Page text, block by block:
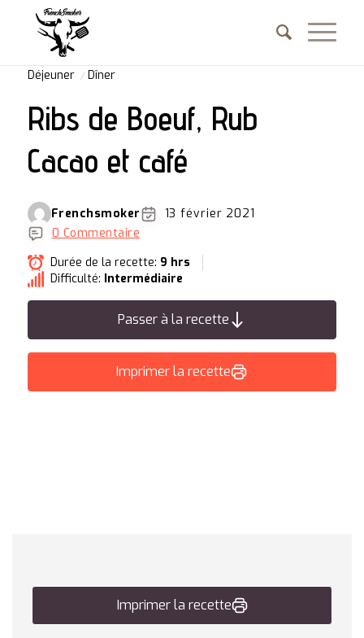
Déjeuner Dîner
Ribs de Boeuf, Rub
Cacao et café
Frenchsmoker
13 février 2021
0 Commentaire
Durée de la recette: 9 hrs
Difficulté: Intermédiaire
Passer à la recette
Imprimer la recette
Imprimer la recette